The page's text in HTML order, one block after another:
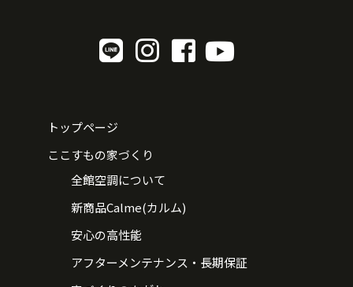
トップページ
ここすもの家づくり
全館空調について
新商品Calme(カルム)
安心の高性能
アフターメンテナンス・長期保証